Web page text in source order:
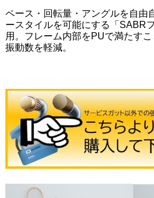
ペース・回転量・アングルを自由
ースタイルを可能にする「SABR
用。フレーム内部をPUで満たす
振動数を軽減。